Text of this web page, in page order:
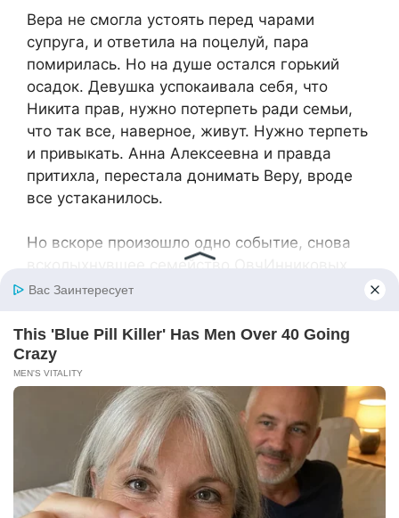
Вера не смогла устоять перед чарами
супруга, и ответила на поцелуй, пара
помирилась. Но на душе остался горький
осадок. Девушка успокаивала себя, что
Никита прав, нужно потерпеть ради семьи,
что так все, наверное, живут. Нужно терпеть
и привыкать. Анна Алексеевна и правда
притихла, перестала донимать Веру, вроде
все устаканилось.
Но вскоре произошло одно событие, снова
всколыхнувшее семейство ОвчИнниковых.
Вера узнала, что беременна. Она была так
бежала домой со всех ног, спешила
обрадовать супруга. Тот и правда довольно
улыбнулся, почесал бороду и мечтательно
— Я люблю тебя, моя зайка! Родишь мне
наследника, сыночка-богатыря! Вот радость-
то какая!